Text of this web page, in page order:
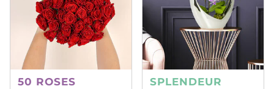
50 ROSES
SPLENDEUR